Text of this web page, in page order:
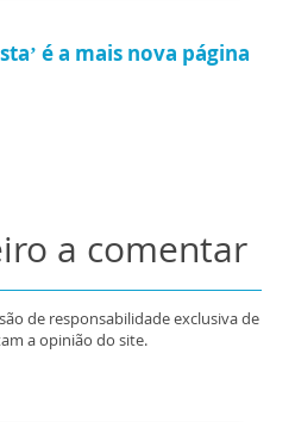
é a mais nova página
a comentar
de responsabilidade exclusiva de
a opinião do site.